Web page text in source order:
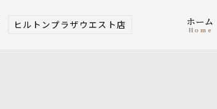
ヒルトンプラザウエスト店 ホーム
home